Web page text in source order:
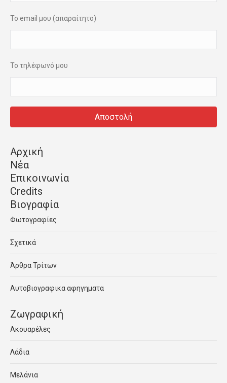
Το email μου (απαραίτητο)
Το τηλέφωνό μου
Αρχική
Νέα
Επικοινωνία
Credits
Βιογραφία
Φωτογραφίες
Σχετικά
Άρθρα Τρίτων
Αυτοβιογραφικα αφηγηματα
Ζωγραφική
Ακουαρέλες
Λάδια
Μελάνια